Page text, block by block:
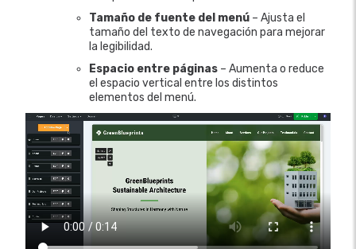
Tamaño de fuente del menú – Ajusta el
tamaño del texto de navegación para mejorar
la legibilidad.
Espacio entre páginas – Aumenta o reduce
el espacio vertical entre los distintos
elementos del menú.